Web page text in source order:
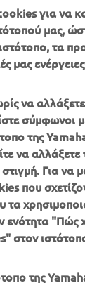
βαλβίδων
μεσαίες
225 ίππων.
N.V. /
για να
μας,
τα
μας ενέργειες.
να
σύμφωνοι
της
να αλλάξετε
Για να
που
τα
ενότητα "Πώς
στον
της